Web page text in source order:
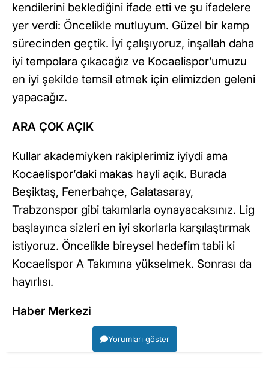
kendilerini beklediğini ifade etti ve şu ifadelere
yer verdi: Öncelikle mutluyum. Güzel bir kamp
sürecinden geçtik. İyi çalışıyoruz, inşallah daha
iyi tempolara çıkacağız ve Kocaelispor’umuzu
en iyi şekilde temsil etmek için elimizden geleni
yapacağız.
ARA ÇOK AÇIK
Kullar akademiyken rakiplerimiz iyiydi ama
Kocaelispor’daki makas hayli açık. Burada
Beşiktaş, Fenerbahçe, Galatasaray,
Trabzonspor gibi takımlarla oynayacaksınız. Lig
başlayınca sizleri en iyi skorlarla karşılaştırmak
istiyoruz. Öncelikle bireysel hedefim tabii ki
Kocaelispor A Takımına yükselmek. Sonrası da
hayırlısı.
Haber Merkezi
Yorumları göster